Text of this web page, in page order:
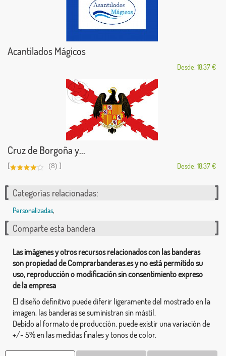
Acantilados Mágicos
Desde: 18,37 €
Cruz de Borgoña y...
[ (8) ] Desde: 18,37 €
Categorías relacionadas:
Personalizadas,
Comparte esta bandera
Las imágenes y otros recursos relacionados con las banderas
son propiedad de Comprarbanderas.es y no está permitido su
uso, reproducción o modificación sin consentimiento expreso
de la empresa
El diseño definitivo puede diferir ligeramente del mostrado en la
imagen, las banderas se suministran sin mástil.
Debido al formato de producción, puede existir una variación de
+/- 5% en las medidas finales y tonos de color.